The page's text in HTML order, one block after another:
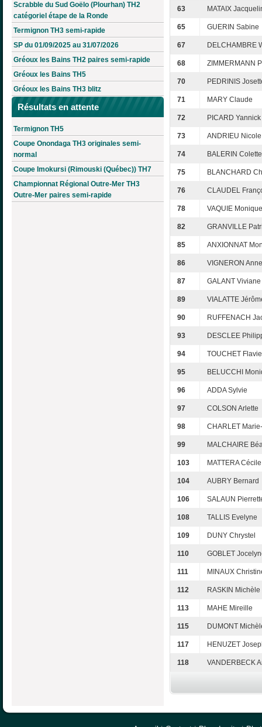
Scrabble du Sud Goëlo (Plourhan) TH2
catégoriel étape de la Ronde
Termignon TH3 semi-rapide
SP du 01/09/2025 au 31/07/2026
Gréoux les Bains TH2 paires semi-rapide
Gréoux les Bains TH5
Gréoux les Bains TH3 blitz
Résultats en attente
Termignon TH5
Coupe Onondaga TH3 originales semi-
normal
Coupe Imokursi (Rimouski (Québec)) TH7
Championnat Régional Outre-Mer TH3
Outre-Mer paires semi-rapide
63 MATAIX
65 GUERIN Sabine
67 DELCHAMBRE
68 ZIMMERMANN
70 PEDRINIS
71 MARY Claude
72 PICARD Yannick
73 ANDRIEU Nicole
74 BALERIN Colette
75 BLANCHARD
76 CLAUDEL
78 VAQUIE Monique
82 GRANVILLE
85 ANXIONNAT
86 VIGNERON
87 GALANT Viviane
89 VIALATTE
90 RUFFENACH
93 DESCLEE
94 TOUCHET Flavie
95 BELUCCHI
96 ADDA Sylvie
97 COLSON Arlette
98 CHARLET
99 MALCHAIRE
103 MATTERA Cécile
104 AUBRY Bernard
106 SALAUN
108 TALLIS Evelyne
109 DUNY Chrystel
110 GOBLET
111 MINAUX
112 RASKIN Michèle
113 MAHE Mireille
115 DUMONT
117 HENUZET
118 VANDERBECK